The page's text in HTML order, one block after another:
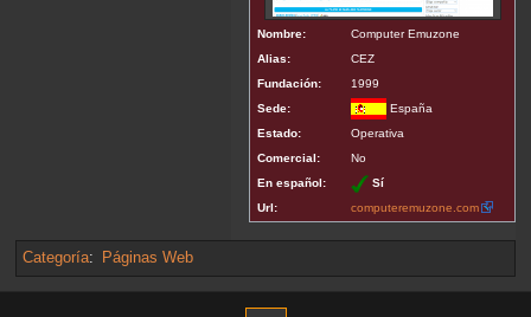
Nombre:
Computer Emuzone
Alias:
CEZ
Fundación:
1999
Sede:
España
Estado:
Operativa
Comercial:
No
En español:
Sí
Url:
computeremuzone.com
Categoría: Páginas Web